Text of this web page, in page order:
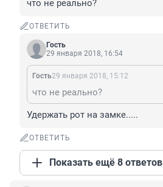
что не реально?
ОТВЕТИТЬ
Гость
29 января 2018, 16:54
Гость29 января 2018, 15:12
что не реально?
Удержать рот на замке.....
ОТВЕТИТЬ
Показать ещё 8 ответов